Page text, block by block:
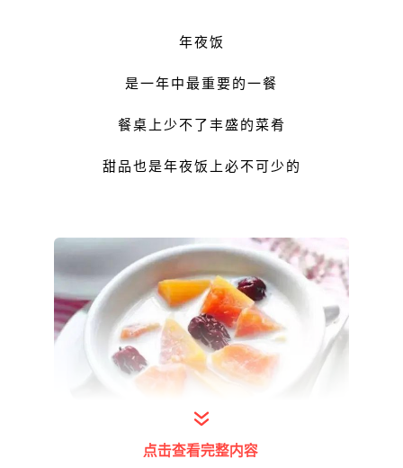
年夜饭
是一年中最重要的一餐
餐桌上少不了丰盛的菜肴
甜品也是年夜饭上必不可少的
点击查看完整内容